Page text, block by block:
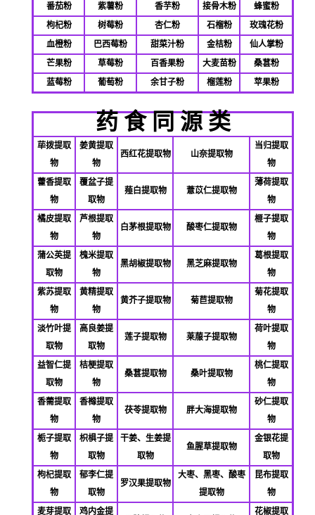
番茄粉
紫薯粉 香芋粉 接骨木粉
蜂蜜粉
枸杞粉
树莓粉 杏仁粉 石榴粉
玫瑰花粉
血橙粉
巴西莓粉 甜菜汁粉 金桔粉
仙人掌粉
芒果粉
草莓粉 百香果粉 大麦苗粉
桑葚粉
蓝莓粉
葡萄粉 余甘子粉 榴莲粉 苹果粉
药 食 同 源 类
荜拨提取
物
姜黄提取
物
西红花提取物 山奈提取物
当归提取
物
藿香提取
物
覆盆子提
取物
薤白提取物 薏苡仁提取物
薄荷提取
物
橘皮提取
物
芦根提取
物
白茅根提取物 酸枣仁提取物
榧子提取
物
蒲公英提
取物
槐米提取
物
黑胡椒提取物 黑芝麻提取物
葛根提取
物
紫苏提取
物
黄精提取
物
黄芥子提取物 菊苣提取物
菊花提取
物
淡竹叶提
取物
高良姜提
取物
莲子提取物 莱菔子提取物
荷叶提取
物
益智仁提
取物
桔梗提取
物
桑葚提取物 桑叶提取物
桃仁提取
物
香薷提取
物
香橼提取
物
茯苓提取物 胖大海提取物
砂仁提取
物
栀子提取
物
枳椇子提
取物
干姜、生姜提
取物
鱼腥草提取物
金银花提
取物
枸杞提取
物
郁李仁提
取物
罗汉果提取物
大枣、黑枣、酸枣
提取物
昆布提取
物
麦芽提取
鸡内金提
花椒提取